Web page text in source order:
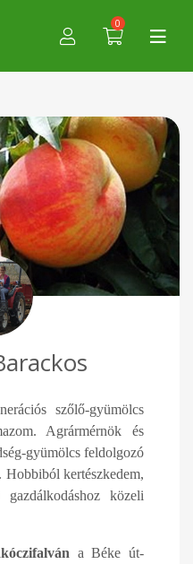
0
szőlő-gyümölcs
Agrármérnök és
gyümölcs feldolgozó
kertészkedem,
közeli
a Béke út-